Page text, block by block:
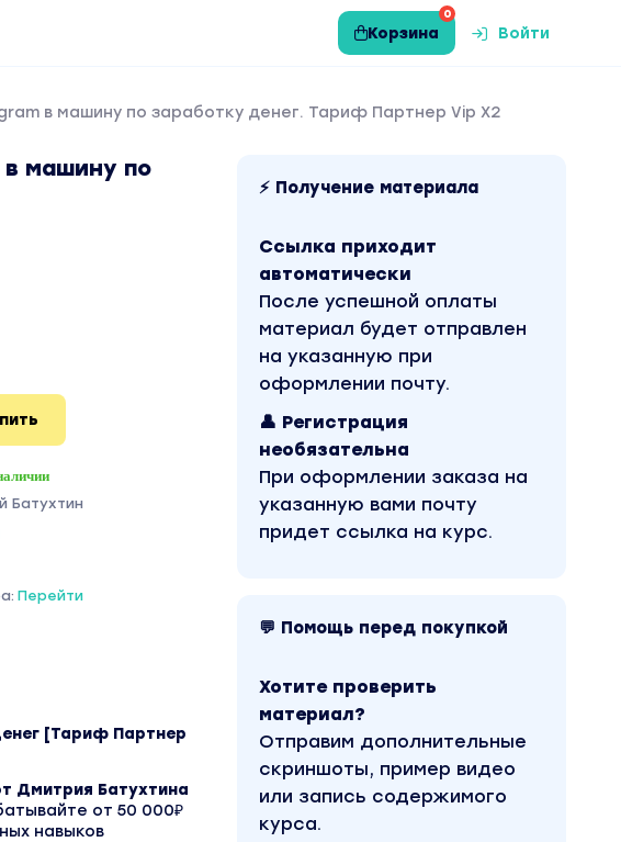
0
Корзина Войти
в машину по заработку денег. Тариф Партнер Vip X2
в машину по
Батухтин
Перейти
[Тариф Партнер
Дмитрия Батухтина
от 50 000₽
навыков
⚡ Получение материала
Ссылка приходит
автоматически
После успешной оплаты
материал будет отправлен
на указанную при
оформлении почту.
👤 Регистрация
необязательна
При оформлении заказа на
указанную вами почту
придет ссылка на курс.
💬 Помощь перед покупкой
Хотите проверить
материал?
Отправим дополнительные
скриншоты, пример видео
или запись содержимого
курса.